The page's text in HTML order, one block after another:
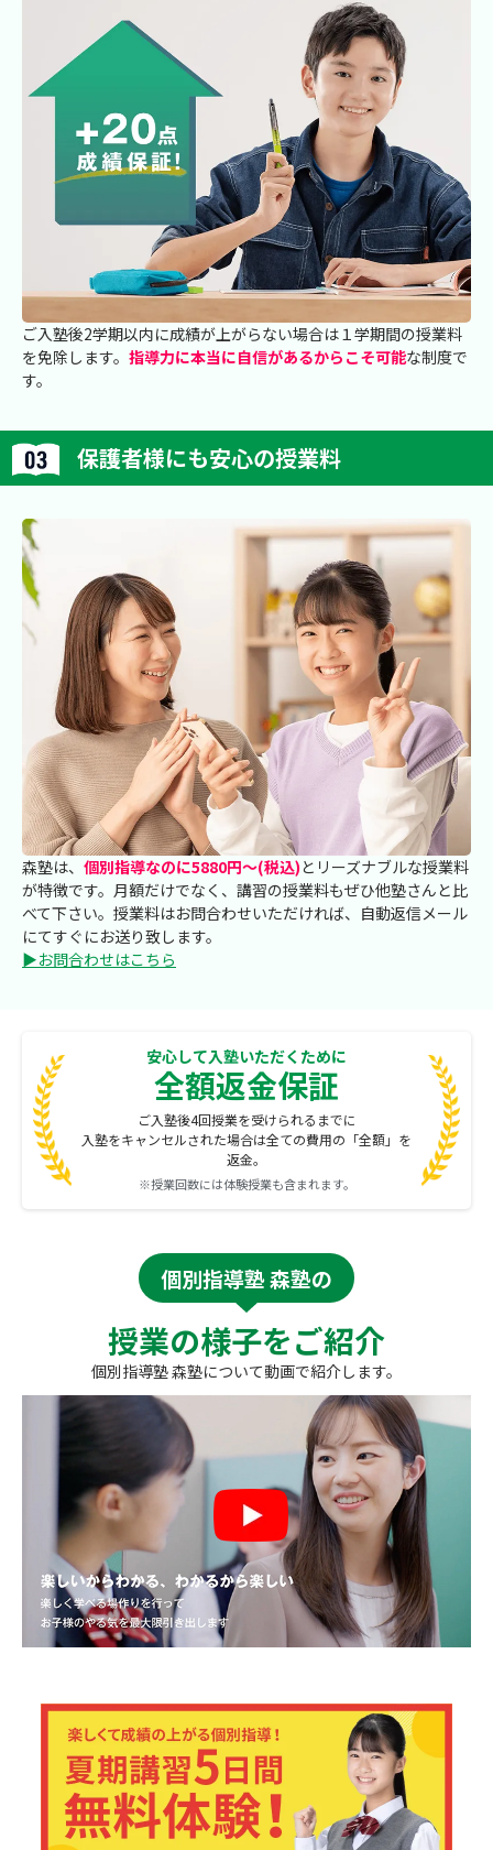
ご入塾後2学期以内に成績が上がらない場合は１学期間の授業料
を免除します。 指導力に本当に自信があるからこそ可能な制度で
す。
保護者様にも安心の授業料
森塾は、 個別指導なのに5880円～(税込)とリーズナブルな授業料
が特徴です。月額だけでなく、講習の授業料もぜひ他塾さんと比
べて下さい。授業料はお問合わせいただければ、自動返信メール
にてすぐにお送り致します。
▶お問合わせはこちら
安心して入塾いただくために
全額返金保証
ご入塾後4回授業を受けられるまでに
入塾をキャンセルされた場合は全ての費用の「全額」を
返金。
※授業回数には体験授業も含まれます。
個別指導塾 森塾の
授業の様子をご紹介
個別指導塾 森塾について動画で紹介します。